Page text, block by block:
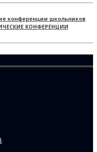
КОНФЕРЕНЦИИ